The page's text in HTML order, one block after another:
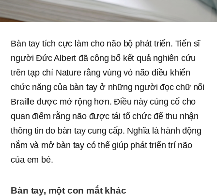
Bàn tay tích cực làm cho não bộ phát triển. Tiến sĩ
người Đức Albert đã công bố kết quả nghiên cứu
trên tạp chí Nature rằng vùng vỏ não điều khiển
chức năng của bàn tay ở những người đọc chữ nổi
Braille được mở rộng hơn. Điều này củng cố cho
quan điểm rằng não được tái tổ chức để thu nhận
thông tin do bàn tay cung cấp. Nghĩa là hành động
nắm và mở bàn tay có thể giúp phát triển trí não
của em bé.
Bàn tay, một con mắt khác